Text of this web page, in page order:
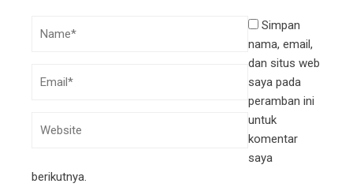
Simpan
nama, email,
dan situs web
saya pada
peramban ini
untuk
komentar
saya
berikutnya.